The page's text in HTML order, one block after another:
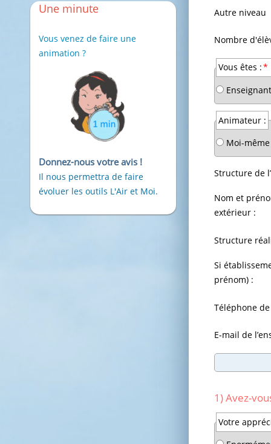
Autre niveau
Champ
Nombre
Champ
Vous êtes :*
Enseignant
Animateur :
Moi-même
Structure de
Nom et
extérieur :
Structure
Si
prénom) :
Téléphone
E-mail de
1) Avez-
Champ
obligatoire
Votre
Une minute
Vous venez de faire une
animation ?
Donnez-nous votre avis !
Il nous permettra de faire
évoluer les outils L'Air et Moi.